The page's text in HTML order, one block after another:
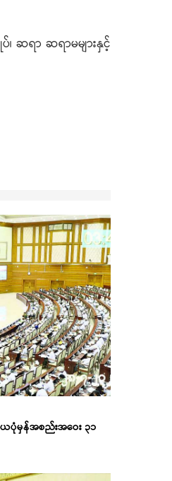
ဆရာ ဆရာမများနှင့်
န်အစည်းအဝေး ၃၁